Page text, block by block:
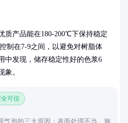
质产品能在180-200℃下保持稳定
制在7-9之间，以避免对树脂体
中发现，储存稳定性好的色浆6
象。
全可信
气泡的三大原因：表面处理不当、施